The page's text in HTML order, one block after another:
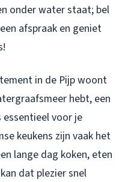
onder water staat; bel
afspraak en geniet
in de Pijp woont
hebt, een
voor je
keukens zijn vaak het
lange dag koken, eten
dat plezier snel